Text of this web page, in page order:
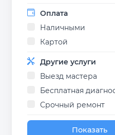
Оплата
Наличными
Картой
Другие услуги
Выезд мастера
Бесплатная
Срочный ремонт
Показать